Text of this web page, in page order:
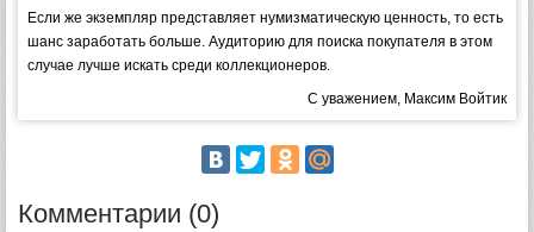
Если же экземпляр представляет нумизматическую ценность, то есть
шанс заработать больше. Аудиторию для поиска покупателя в этом
случае лучше искать среди коллекционеров.
С уважением, Максим Войтик
Комментарии (0)